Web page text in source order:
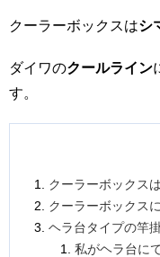
クーラーボックスはシ
ダイワのクールライン
す。
クーラーボックス
クーラーボックス
ヘラ台タイプの竿
私がヘラ台に